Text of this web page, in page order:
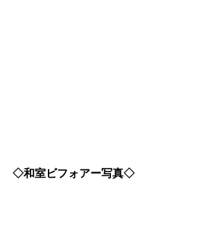
◇和室ビフォアー写真◇